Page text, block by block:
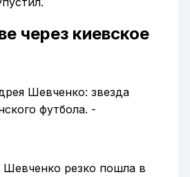
через киевское
Шевченко резко пошла в